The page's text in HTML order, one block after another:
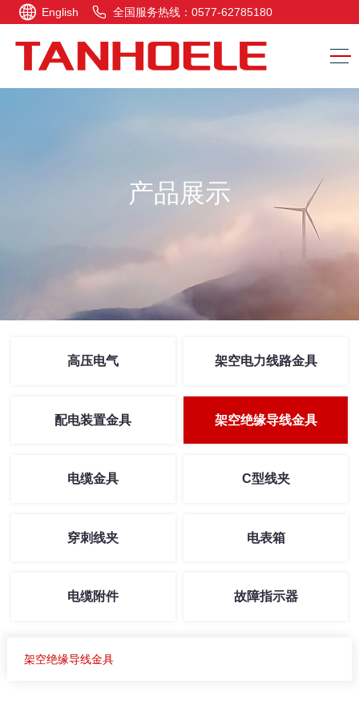
English 全国服务热线：0577-62785180
产品展示
高压电气 架空电力线路金具
配电装置金具 架空绝缘导线金具
电缆金具 C型线夹
穿刺线夹 电表箱
电缆附件 故障指示器
架空绝缘导线金具